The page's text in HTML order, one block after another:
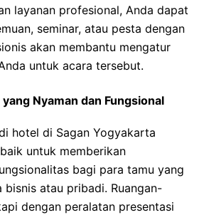
layanan profesional, Anda dapat
seminar, atau pesta dengan
akan membantu mengatur
untuk acara tersebut.
Nyaman dan Fungsional
hotel di Sagan Yogyakarta
untuk memberikan
bagi para tamu yang
bisnis atau pribadi. Ruangan-
dengan peralatan presentasi